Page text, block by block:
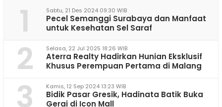
1 Sabtu, 21 Des 2024 09:30 WIB
Pecel Semanggi Surabaya dan Manfaat
untuk Kesehatan Sel Saraf
2 Selasa, 22 Jul 2025 18:26 WIB
Aterra Realty Hadirkan Hunian Eksklusif
Khusus Perempuan Pertama di Malang
3 Kamis, 12 Sep 2024 13:23 WIB
Bidik Pasar Gresik, Hadinata Batik Buka
Gerai di Icon Mall